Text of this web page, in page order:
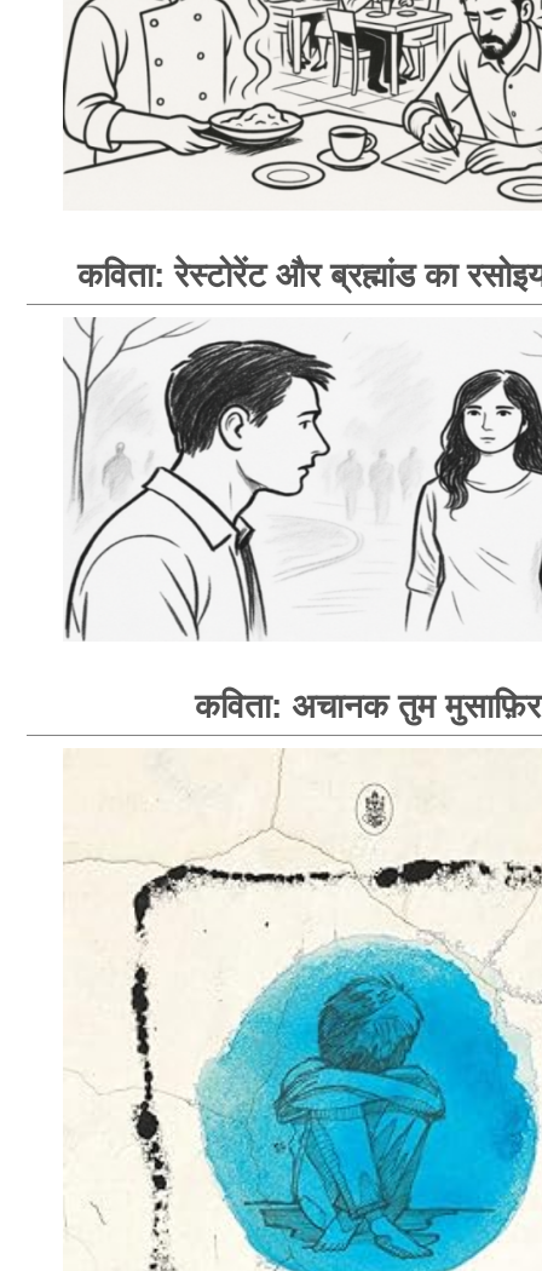
कविता: रेस्टोरेंट और ब्रह्मांड का
कविता: अचानक तुम मुसाफ़िर